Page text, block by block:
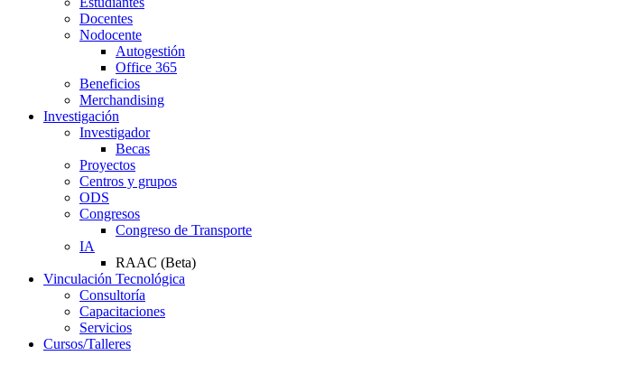
Docentes
Nodocente
Autogestión
Office 365
Beneficios
Merchandising
Investigación
Investigador
Becas
Proyectos
Centros y grupos
ODS
Congresos
Congreso de Transporte
IA
RAAC (Beta)
Vinculación Tecnológica
Consultoría
Capacitaciones
Servicios
Cursos/Talleres